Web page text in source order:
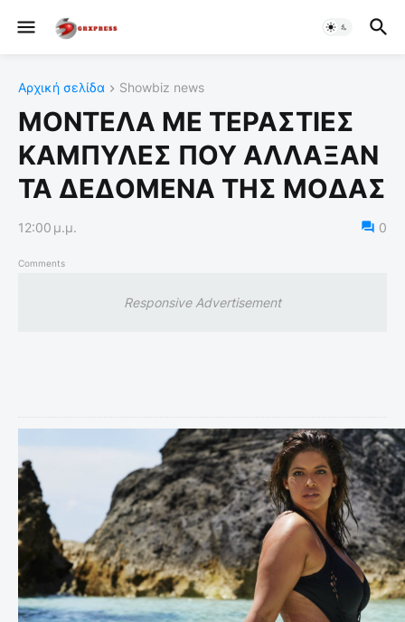
Αρχική σελίδα Showbiz news
ΜΟΝΤΕΛΑ ΜΕ ΤΕΡΑΣΤΙΕΣ
ΚΑΜΠΥΛΕΣ ΠΟΥ ΑΛΛΑΞΑΝ
ΤΑ ΔΕΔΟΜΕΝΑ ΤΗΣ ΜΟΔΑΣ
12:00 μ.μ. 0
Comments
Responsive Advertisement